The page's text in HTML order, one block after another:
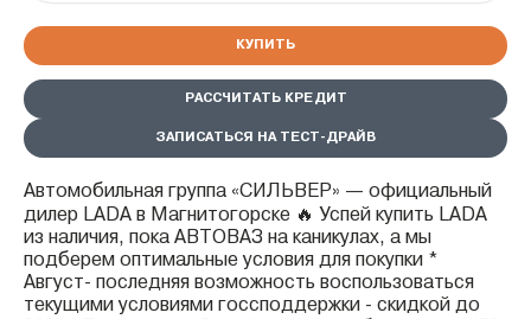
КУПИТЬ
РАССЧИТАТЬ КРЕДИТ
ЗАПИСАТЬСЯ НА ТЕСТ-ДРАЙВ
Автомобильная группа «СИЛЬВЕР» — официальный
дилер LADA в Магнитогорске 🔥 Успей купить LADA
из наличия, пока АВТОВАЗ на каникулах, а мы
подберем оптимальные условия для покупки *
Август- последняя возможность воспользоваться
текущими условиями госсподдержки - скидкой до